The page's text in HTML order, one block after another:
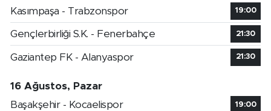
Kasımpaşa - Trabzonspor 19:00
Gençlerbirliği S.K. - Fenerbahçe 21:30
Gaziantep FK - Alanyaspor 21:30
16 Ağustos, Pazar
Başakşehir - Kocaelispor
19:00